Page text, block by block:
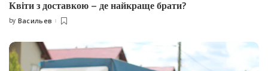
Квіти з доставкою – де найкраще брати?
Posted
by Васильев